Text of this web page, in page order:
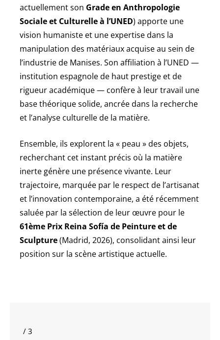
actuellement son Grade en Anthropologie
Sociale et Culturelle à l’UNED) apporte une
vision humaniste et une expertise dans la
manipulation des matériaux acquise au sein de
l’industrie de Manises. Son affiliation à l’UNED —
institution espagnole de haut prestige et de
rigueur académique — confère à leur travail une
base théorique solide, ancrée dans la recherche
et l’analyse culturelle de la matière.
Ensemble, ils explorent la « peau » des objets,
recherchant cet instant précis où la matière
inerte génère une présence vivante. Leur
trajectoire, marquée par le respect de l’artisanat
et l’innovation contemporaine, a été récemment
saluée par la sélection de leur œuvre pour le
61ème Prix Reina Sofía de Peinture et de
Sculpture(Madrid, 2026), consolidant ainsi leur
position sur la scène artistique actuelle.
/ 3